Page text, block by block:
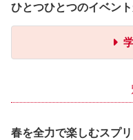
ひとつひとつのイベン
春を全力で楽しむスプ